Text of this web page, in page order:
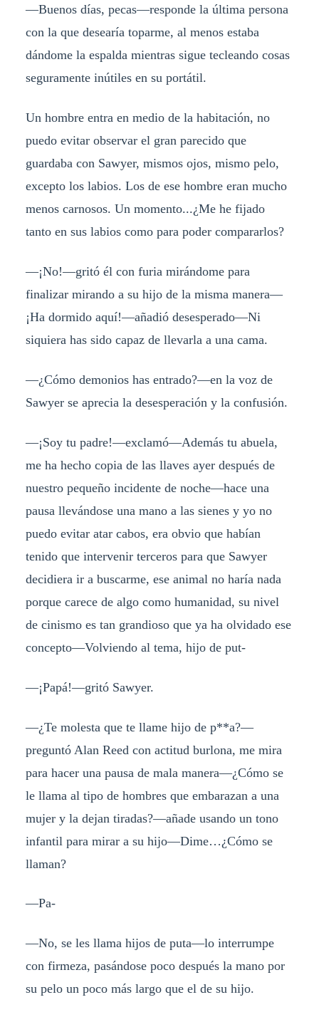
—Buenos días, pecas—responde la última persona
con la que desearía toparme, al menos estaba
dándome la espalda mientras sigue tecleando cosas
seguramente inútiles en su portátil.
Un hombre entra en medio de la habitación, no
puedo evitar observar el gran parecido que
guardaba con Sawyer, mismos ojos, mismo pelo,
excepto los labios. Los de ese hombre eran mucho
menos carnosos. Un momento...¿Me he fijado
tanto en sus labios como para poder compararlos?
—¡No!—gritó él con furia mirándome para
finalizar mirando a su hijo de la misma manera—
¡Ha dormido aquí!—añadió desesperado—Ni
siquiera has sido capaz de llevarla a una cama.
—¿Cómo demonios has entrado?—en la voz de
Sawyer se aprecia la desesperación y la confusión.
—¡Soy tu padre!—exclamó—Además tu abuela,
me ha hecho copia de las llaves ayer después de
nuestro pequeño incidente de noche—hace una
pausa llevándose una mano a las sienes y yo no
puedo evitar atar cabos, era obvio que habían
tenido que intervenir terceros para que Sawyer
decidiera ir a buscarme, ese animal no haría nada
porque carece de algo como humanidad, su nivel
de cinismo es tan grandioso que ya ha olvidado ese
concepto—Volviendo al tema, hijo de put-
—¡Papá!—gritó Sawyer.
—¿Te molesta que te llame hijo de p**a?—
preguntó Alan Reed con actitud burlona, me mira
para hacer una pausa de mala manera—¿Cómo se
le llama al tipo de hombres que embarazan a una
mujer y la dejan tiradas?—añade usando un tono
infantil para mirar a su hijo—Dime…¿Cómo se
llaman?
—Pa-
—No, se les llama hijos de puta—lo interrumpe
con firmeza, pasándose poco después la mano por
su pelo un poco más largo que el de su hijo.